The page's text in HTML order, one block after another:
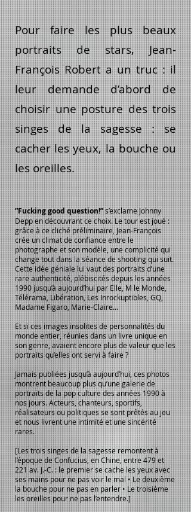
Pour faire les plus beaux
portraits de stars, Jean-
François Robert a un truc : il
leur demande d’abord de
choisir une posture des trois
singes de la sagesse : se
cacher les yeux, la bouche ou
les oreilles.
”Fucking good question!”s’exclame Johnny
Depp en découvrant ce choix. Le tour est joué :
grâce à ce cliché préliminaire, Jean-François
crée un climat de confiance entre le
photographe et son modèle, une complicité qui
change tout dans la séance de shooting qui suit.
Cette idée géniale lui vaut des portraits d’une
rare authenticité, plébiscités depuis les années
1990 jusqu’à aujourd’hui par Elle, M le Monde,
Télérama, Libération, Les Inrockuptibles, GQ,
Madame Figaro, Marie-Claire…
Et si ces images insolites de personnalités du
monde entier, réunies dans un livre unique en
son genre, avaient encore plus de valeur que les
portraits qu’elles ont servi à faire ?
Jamais publiées jusqu’à aujourd’hui, ces photos
montrent beaucoup plus qu’une galerie de
portraits de la pop culture des années 1990 à
nos jours. Acteurs, chanteurs, sportifs,
réalisateurs ou politiques se sont prêtés au jeu
et nous livrent une intimité et une sincérité
rares.
[Les trois singes de la sagesse remontent à
l’époque de Confucius, en Chine, entre 479 et
221 av. J.-C. : le premier se cache les yeux avec
ses mains pour ne pas voir le mal • Le deuxième
la bouche pour ne pas en parler • Le troisième
les oreilles pour ne pas l’entendre.]